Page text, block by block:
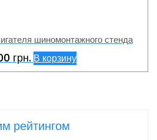
шиномонтажного стенда
грн. В корзину
рейтингом